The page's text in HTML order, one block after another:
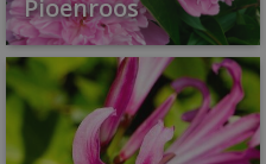
Pioenroos